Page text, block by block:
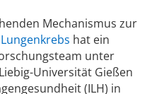
Mechanismus zur
Lungenkrebs hat ein
unter
Universität Gießen
(ILH) in